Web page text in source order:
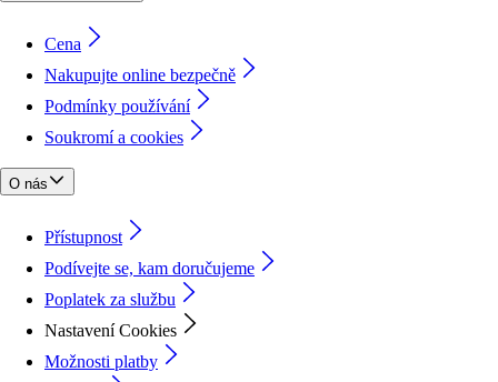
Cena
Nakupujte online bezpečně
Podmínky používání
Soukromí a cookies
O nás
Přístupnost
Podívejte se, kam doručujeme
Poplatek za službu
Nastavení Cookies
Možnosti platby